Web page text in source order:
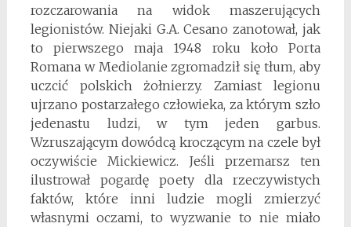
rozczarowania na widok maszerujących
legionistów. Niejaki G.A. Cesano zanotował, jak
to pierwszego maja 1948 roku koło Porta
Romana w Mediolanie zgromadził się tłum, aby
uczcić polskich żołnierzy. Zamiast legionu
ujrzano postarzałego człowieka, za którym szło
jedenastu ludzi, w tym jeden garbus.
Wzruszającym dowódcą kroczącym na czele był
oczywiście Mickiewicz. Jeśli przemarsz ten
ilustrował pogardę poety dla rzeczywistych
faktów, które inni ludzie mogli zmierzyć
własnymi oczami, to wyzwanie to nie miało